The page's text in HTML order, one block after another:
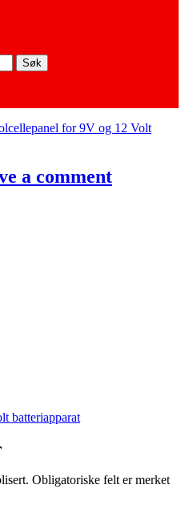
Søk
for 9V og 12 Volt
a comment
batteriapparat
Obligatoriske felt er merket